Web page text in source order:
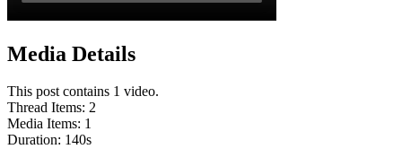
Media Details
This post contains 1 video.
Thread Items: 2
Media Items: 1
Duration: 140s